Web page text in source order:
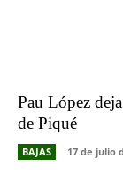
Pau López
de Piqué
BAJAS 17 de julio